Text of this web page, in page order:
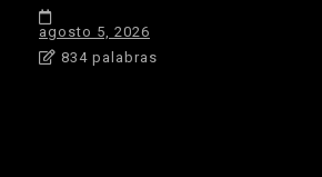
agosto 5, 2026
834 palabras